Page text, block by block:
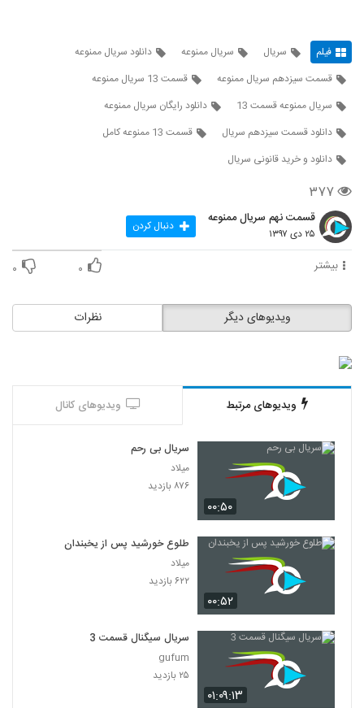
فیلم سریال سریال ممنوعه
دانلود سریال ممنوعه
قسمت سیزدهم سریال ممنوعه
قسمت 13 سریال ممنوعه
سریال ممنوعه قسمت 13
دانلود رایگان سریال ممنوعه
دانلود قسمت سیزدهم سریال
قسمت 13 ممنوعه کامل
دانلود و خرید قانونی سریال
۳۷۷
قسمت نهم سریال ممنوعه
۲۵ دی ۱۳۹۷ دنبال کردن
بیشتر ۰ ۰
نظرات ویدیوهای دیگر
ویدیوهای مرتبط ویدیوهای کانال
۰۰:۵۰
سریال بی رحم
میلاد
۸۷۶ بازدید
۰۰:۵۲
طلوع خورشید پس از یخبندان
میلاد
۶۲۲ بازدید
۰۱:۰۹:۱۳
سریال سیگنال قسمت 3
gufum
۲۵ بازدید